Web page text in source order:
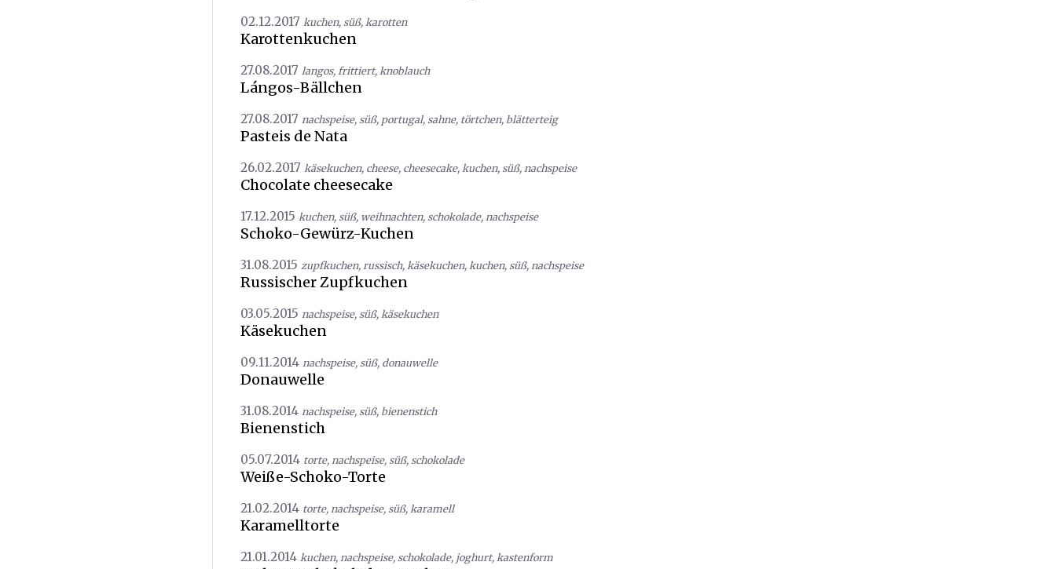
02.12.2017 kuchen, süß, karotten
Karottenkuchen
27.08.2017 langos, frittiert, knoblauch
Lángos-Bällchen
27.08.2017 nachspeise, süß, portugal, sahne, törtchen, blätterteig
Pasteis de Nata
26.02.2017 käsekuchen, cheese, cheesecake, kuchen, süß, nachspeise
Chocolate cheesecake
17.12.2015 kuchen, süß, weihnachten, schokolade, nachspeise
Schoko-Gewürz-Kuchen
31.08.2015 zupfkuchen, russisch, käsekuchen, kuchen, süß, nachspeise
Russischer Zupfkuchen
03.05.2015 nachspeise, süß, käsekuchen
Käsekuchen
09.11.2014 nachspeise, süß, donauwelle
Donauwelle
31.08.2014 nachspeise, süß, bienenstich
Bienenstich
05.07.2014 torte, nachspeise, süß, schokolade
Weiße-Schoko-Torte
21.02.2014 torte, nachspeise, süß, karamell
Karamelltorte
21.01.2014 kuchen, nachspeise, schokolade, joghurt, kastenform